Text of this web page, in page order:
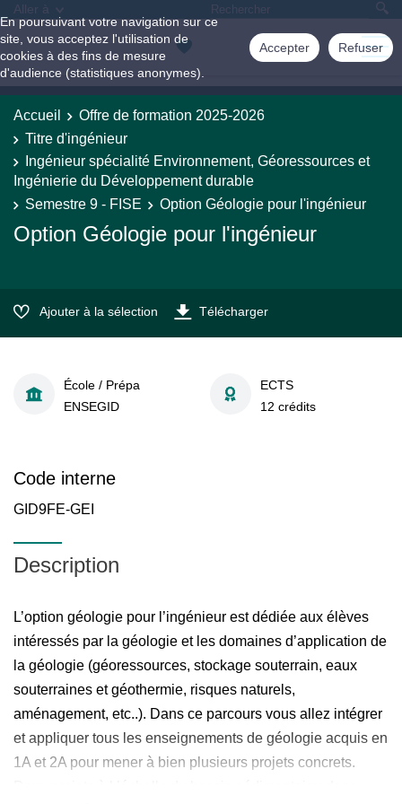
En poursuivant votre navigation sur ce
site, vous acceptez l'utilisation de
cookies à des fins de mesure
d'audience (statistiques anonymes).
Accepter Refuser
Aller à
Accueil
Offre de formation 2025-2026
Titre d'ingénieur
Ingénieur spécialité Environnement, Géoressources et
Ingénierie du Développement durable
Semestre 9 - FISE
Option Géologie pour l'ingénieur
Option Géologie pour l'ingénieur
Ajouter à la sélection Télécharger
École / Prépa
ENSEGID
ECTS
12 crédits
Code interne
GID9FE-GEI
Description
L’option géologie pour l’ingénieur est dédiée aux élèves
intéressés par la géologie et les domaines d’application de
la géologie (géoressources, stockage souterrain, eaux
souterraines et géothermie, risques naturels,
aménagement, etc..). Dans ce parcours vous allez intégrer
et appliquer tous les enseignements de géologie acquis en
1A et 2A pour mener à bien plusieurs projets concrets.